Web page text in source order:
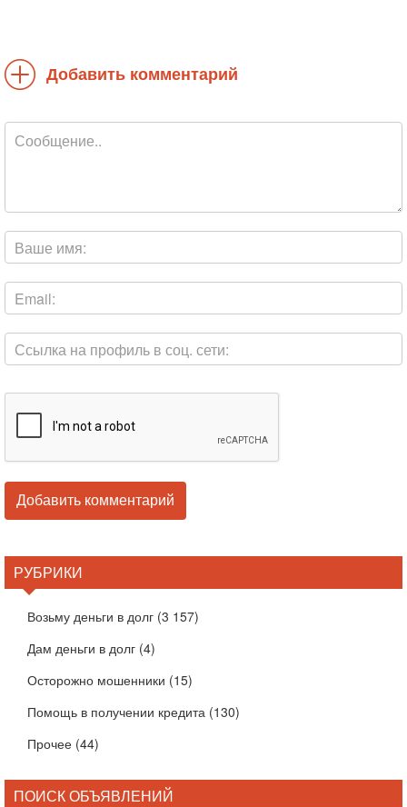
Добавить комментарий
РУБРИКИ
Возьму деньги в долг (3 157)
Дам деньги в долг (4)
Осторожно мошенники (15)
Помощь в получении кредита (130)
Прочее (44)
ПОИСК ОБЪЯВЛЕНИЙ